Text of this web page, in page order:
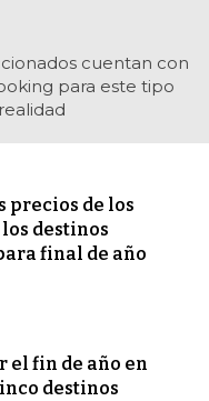
cuentan con
para este tipo
precios de los
destinos
final de año
el fin de año en
destinos